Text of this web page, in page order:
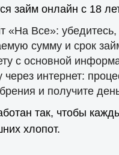
займ онлайн с 18
«На Все»:
сумму и срок
с основной
через интернет:
и получите
так, чтобы
хлопот.